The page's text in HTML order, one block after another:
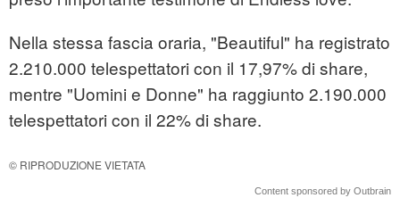
Nella stessa fascia oraria, "Beautiful" ha registrato
2.210.000 telespettatori con il 17,97% di share,
mentre "Uomini e Donne" ha raggiunto 2.190.000
telespettatori con il 22% di share.
© RIPRODUZIONE VIETATA
Content sponsored by Outbrain